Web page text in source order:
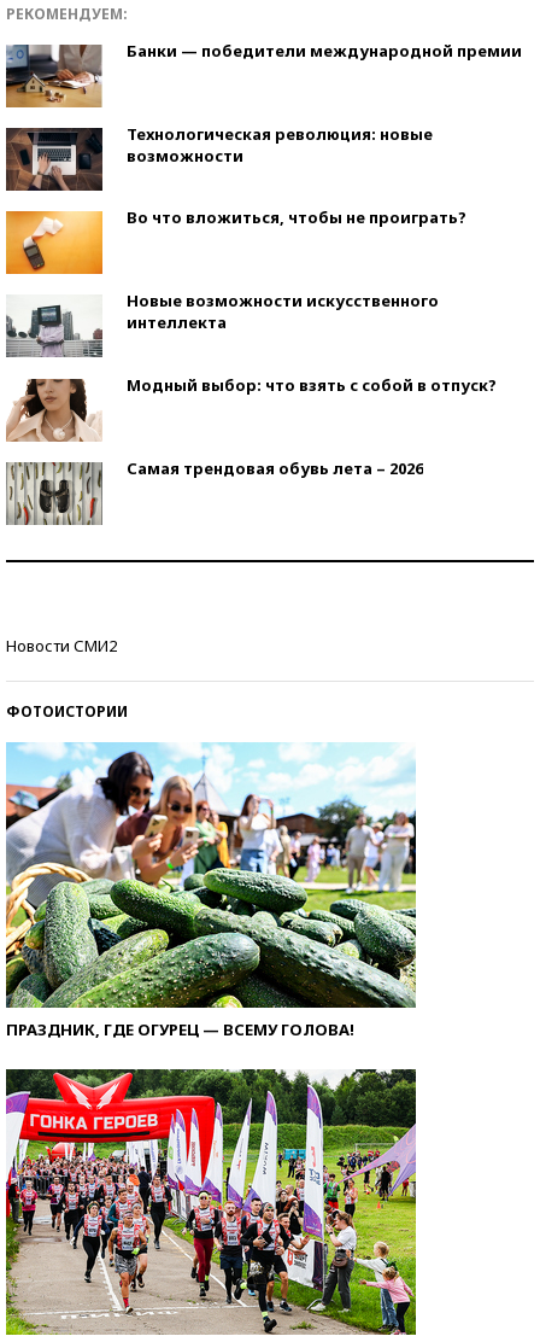
РЕКОМЕНДУЕМ:
Банки — победители международной премии
Технологическая революция: новые
возможности
Во что вложиться, чтобы не проиграть?
Новые возможности искусственного
интеллекта
Модный выбор: что взять с собой в отпуск?
Самая трендовая обувь лета – 2026
Новости СМИ2
ФОТОИСТОРИИ
ПРАЗДНИК, ГДЕ ОГУРЕЦ — ВСЕМУ ГОЛОВА!